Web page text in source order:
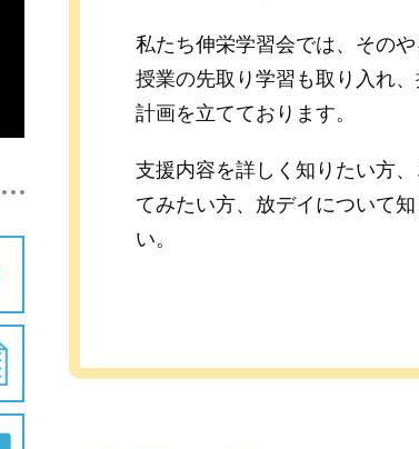
私たち伸栄学習会では、その
授業の先取り学習も取り入れ
計画を立てております。
支援内容を詳しく知りたい方
てみたい方、放デイについて
い。